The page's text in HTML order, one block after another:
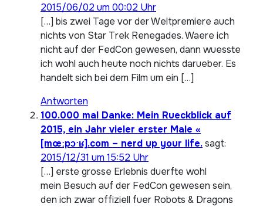
2015/06/02 um 00:02 Uhr
[…] bis zwei Tage vor der Weltpremiere auch
nichts von Star Trek Renegades. Waere ich
nicht auf der FedCon gewesen, dann wuesste
ich wohl auch heute noch nichts darueber. Es
handelt sich bei dem Film um ein […]
Antworten
100.000 mal Danke: Mein Rueckblick auf
2015, ein Jahr vieler erster Male «
[mœːpɔˑʁ].com – nerd up your life.sagt:
2015/12/31 um 15:52 Uhr
[…] erste grosse Erlebnis duerfte wohl
mein Besuch auf der FedCon gewesen sein,
den ich zwar offiziell fuer Robots & Dragons